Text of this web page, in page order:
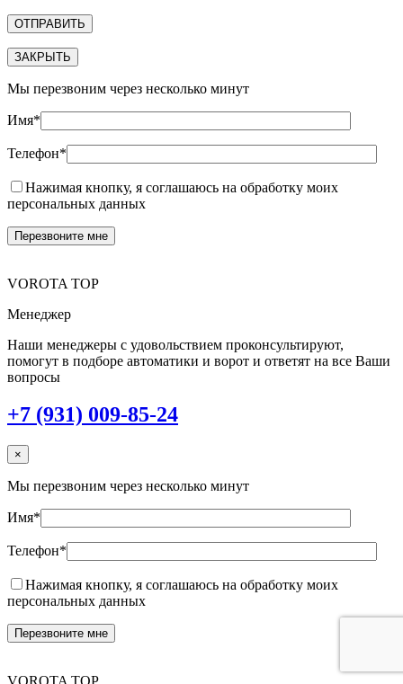
ЗАКРЫТЬ
Мы перезвоним через несколько минут
Имя*
Телефон*
Нажимая кнопку, я соглашаюсь на обработку моих
персональных данных
VOROTA TOP
Менеджер
Наши менеджеры с удовольствием проконсультируют,
помогут в подборе автоматики и ворот и ответят на все Ваши
вопросы
+7 (931) 009-85-24
×
Мы перезвоним через несколько минут
Имя*
Телефон*
Нажимая кнопку, я соглашаюсь на обработку моих
персональных данных